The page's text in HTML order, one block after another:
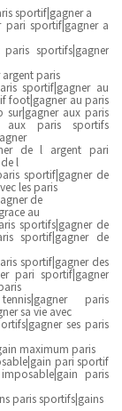
sportif|gagner a
sportif|gagner a
sportifs|gagner
paris
sportif|gagner au
foot|gagner au paris
aux paris
aux paris sportifs
de l argent pari
l
sportif|gagner de
les paris
de
au
sportifs|gagner de
sportif|gagner de
sportif|gagner des
pari sportif|gagner
paris
sa vie avec
ses paris
maximum paris
pari sportif
paris
paris sportifs|gains